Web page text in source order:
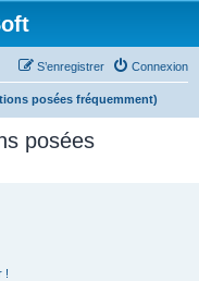
Connexion
S’enregistrer
posées fréquemment)
posées
!